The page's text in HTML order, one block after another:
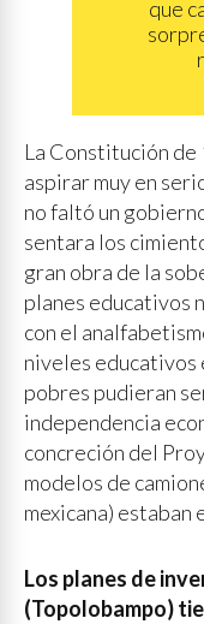
que
La Constitución de
aspirar muy en
no faltó un
sentara los
gran obra de la
planes educativos
con el
niveles educativos
pobres pudieran
independencia
concreción del
modelos de
mexicana) estaban
Los planes de
(Topolobampo)